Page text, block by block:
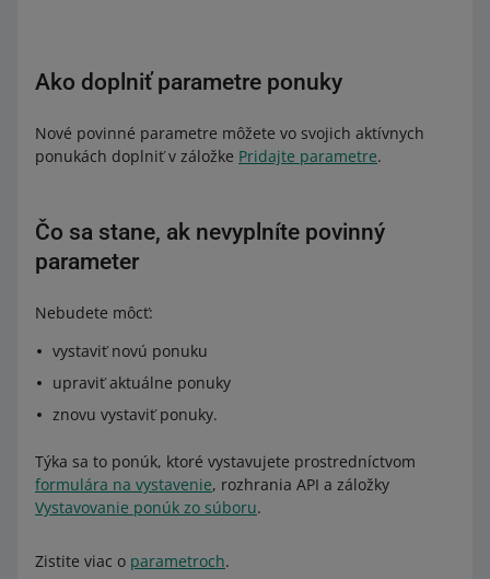
Ako doplniť parametre ponuky
Nové povinné parametre môžete vo svojich aktívnych
ponukách doplniť v záložke Pridajte parametre.
Čo sa stane, ak nevyplníte povinný
parameter
Nebudete môcť:
vystaviť novú ponuku
upraviť aktuálne ponuky
znovu vystaviť ponuky.
Týka sa to ponúk, ktoré vystavujete prostredníctvom
formulára na vystavenie, rozhrania API a záložky
Vystavovanie ponúk zo súboru.
Zistite viac o parametroch.